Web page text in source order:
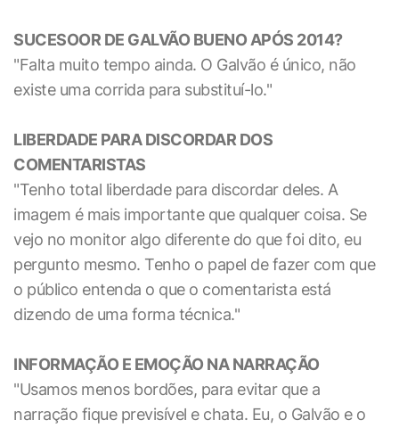
SUCESOOR DE GALVÃO BUENO APÓS 2014?
"Falta muito tempo ainda. O Galvão é único, não
existe uma corrida para substituí-lo."
LIBERDADE PARA DISCORDAR DOS
COMENTARISTAS
"Tenho total liberdade para discordar deles. A
imagem é mais importante que qualquer coisa. Se
vejo no monitor algo diferente do que foi dito, eu
pergunto mesmo. Tenho o papel de fazer com que
o público entenda o que o comentarista está
dizendo de uma forma técnica."
INFORMAÇÃO E EMOÇÃO NA NARRAÇÃO
"Usamos menos bordões, para evitar que a
narração fique previsível e chata. Eu, o Galvão e o